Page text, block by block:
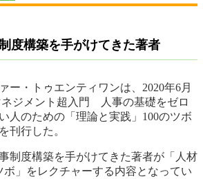
度構築を手がけてきた著者
ー・トゥエンティワンは、2020年6月
ネジメント超入門 人事の基礎をゼロ
人のための「理論と実践」100のツボ
刊行した。
制度構築を手がけてきた著者が「人材
ボ」をレクチャーする内容となってい